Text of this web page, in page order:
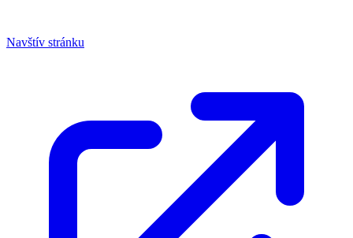
Navštív stránku